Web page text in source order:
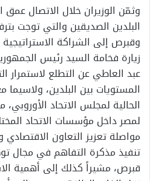
وثمّن الوزيران خلال الاتصال عمق
البلدين الصديقين والتي توجت
وقبرص إلى الشراكة
زيارة فخامة السيد رئيس
عبد العاطي عن التطلع لاستمرار
المستويات بين البلدين،
الحالية لمجلس الاتحاد
لمصر داخل مؤسسات الاتحاد
مواصلة تعزيز التعاون
تنفيذ مذكرة التفاهم في مجال
قبرص، مشيراً كذلك إلى أهمية